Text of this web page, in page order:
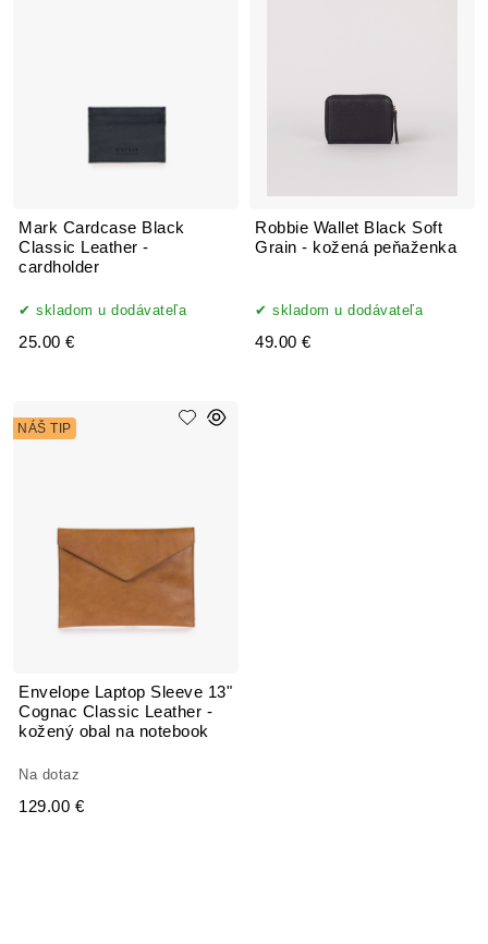
Mark Cardcase Black
Classic Leather -
cardholder
skladom u dodávateľa
25.00 €
Robbie Wallet Black Soft
Grain - kožená peňaženka
skladom u dodávateľa
49.00 €
Envelope Laptop Sleeve 13"
Cognac Classic Leather -
kožený obal na notebook
NÁŠ TIP
Na dotaz
129.00 €